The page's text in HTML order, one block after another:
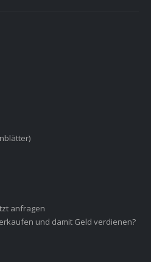
anfragen
und damit Geld verdienen?